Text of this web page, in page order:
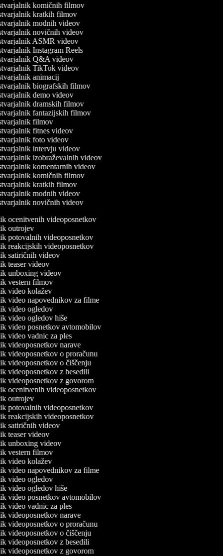
komičnih filmov
kratkih filmov
modnih videov
novičnih videov
ASMR videov
Instagram Reels
Q&A videov
TikTok videov
animacij
biografskih filmov
demo videov
dramskih filmov
fantazijskih filmov
filmov
fitnes videov
foto videov
intervju videov
izobraževalnih videov
komentarnih videov
komičnih filmov
kratkih filmov
modnih videov
novičnih videov
ocenitvenih videoposnetkov
outrojev
potovalnih videoposnetkov
reakcijskih videoposnetkov
satiričnih videov
teaser videov
unboxing videov
vestern filmov
video kolažev
video napovednikov za filme
video ogledov
video ogledov hiše
video posnetkov avtomobilov
video vadnic za ples
videoposnetkov narave
videoposnetkov o proračunu
videoposnetkov o čiščenju
videoposnetkov z besedili
videoposnetkov z govorom
ocenitvenih videoposnetkov
outrojev
potovalnih videoposnetkov
reakcijskih videoposnetkov
satiričnih videov
teaser videov
unboxing videov
vestern filmov
video kolažev
video napovednikov za filme
video ogledov
video ogledov hiše
video posnetkov avtomobilov
video vadnic za ples
videoposnetkov narave
videoposnetkov o proračunu
videoposnetkov o čiščenju
videoposnetkov z besedili
videoposnetkov z govorom